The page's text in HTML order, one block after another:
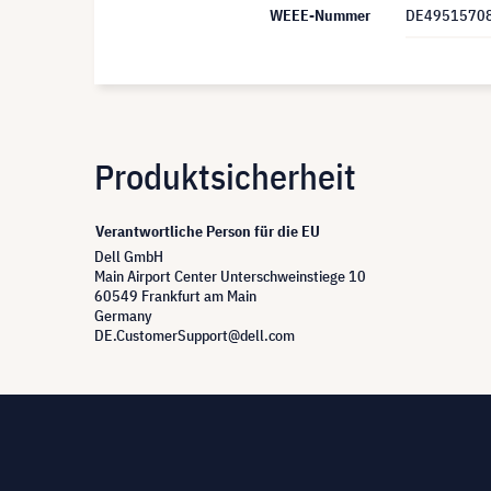
WEEE-Nummer
Produktsicherheit
Verantwortliche Person für die EU
Dell GmbH
Main Airport Center Unterschweinstiege 10
60549 Frankfurt am Main
Germany
DE.CustomerSupport@dell.com